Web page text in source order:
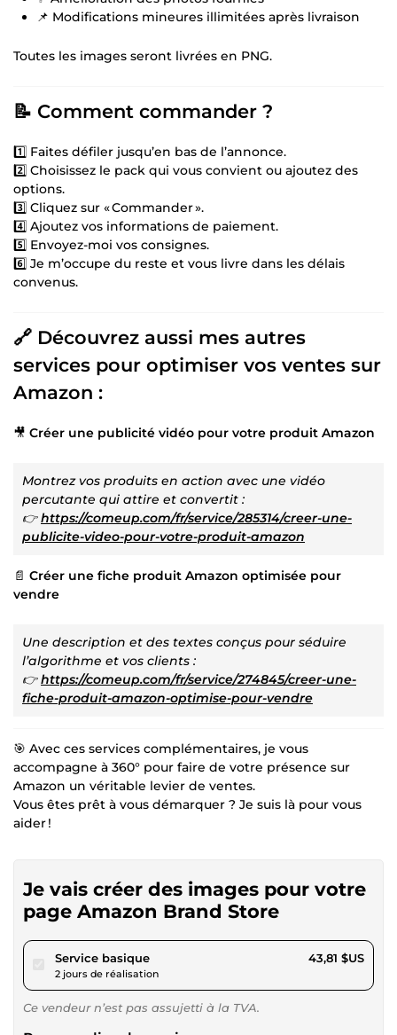
📌 Modifications mineures illimitées après livraison
Toutes les images seront livrées en PNG.
📝 Comment commander ?
1️⃣ Faites défiler jusqu’en bas de l’annonce.
2️⃣ Choisissez le pack qui vous convient ou ajoutez des
options.
3️⃣ Cliquez sur « Commander ».
4️⃣ Ajoutez vos informations de paiement.
5️⃣ Envoyez-moi vos consignes.
6️⃣ Je m’occupe du reste et vous livre dans les délais
convenus.
🔗 Découvrez aussi mes autres
services pour optimiser vos ventes sur
Amazon :
🎥 Créer une publicité vidéo pour votre produit Amazon
Montrez vos produits en action avec une vidéo
percutante qui attire et convertit :
👉https://comeup.com/fr/service/285314/creer-une-
publicite-video-pour-votre-produit-amazon
📄 Créer une fiche produit Amazon optimisée pour
vendre
Une description et des textes conçus pour séduire
l’algorithme et vos clients :
👉https://comeup.com/fr/service/274845/creer-une-
fiche-produit-amazon-optimise-pour-vendre
🎯 Avec ces services complémentaires, je vous
accompagne à 360° pour faire de votre présence sur
Amazon un véritable levier de ventes.
Vous êtes prêt à vous démarquer ? Je suis là pour vous
aider !
Je vais créer des images pour votre
page Amazon Brand Store
Service basiquepour 40,37 $US
2 jours de réalisation
43,81 $US
Ce vendeur n’est pas assujetti à la TVA.